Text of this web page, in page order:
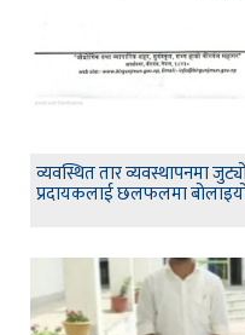
व्यवस्थित तार व्यवस्थापनमा
प्रदायकलाई छलफलमा